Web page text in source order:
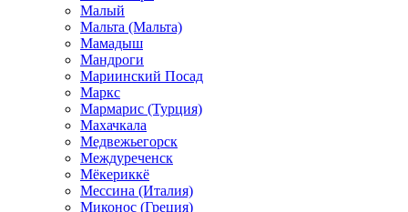
Малый
Мальта (Мальта)
Мамадыш
Мандроги
Мариинский Посад
Маркс
Мармарис (Турция)
Махачкала
Медвежьегорск
Междуреченск
Мёкериккё
Мессина (Италия)
Миконос (Греция)